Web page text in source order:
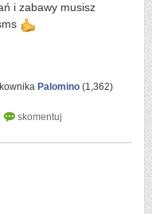
i zabawy musisz
Palomino (1,362)